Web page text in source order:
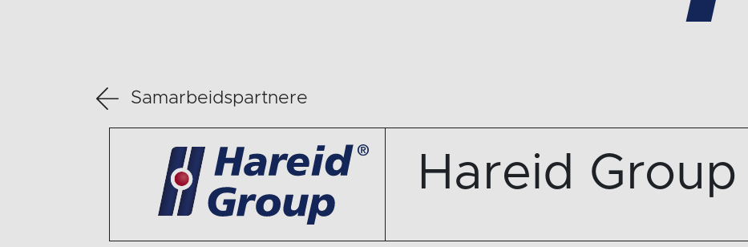
Samarbeidspartnere
Hareid Group